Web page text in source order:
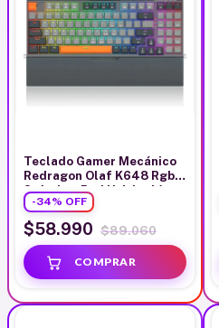
Teclado Gamer Mecánico
Redragon Olaf K648 Rgb
Switches Red Usb Inglés
-34% OFF
$58.990 $89.060